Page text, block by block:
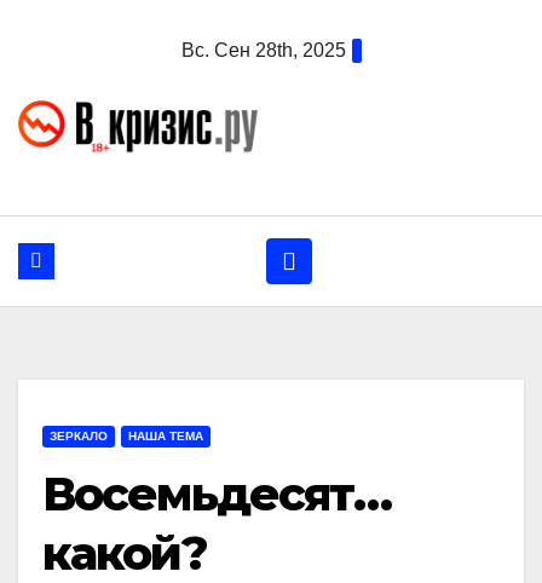
Вс. Сен 28th, 2025
ЗЕРКАЛО НАША ТЕМА
Восемьдесят…
какой?